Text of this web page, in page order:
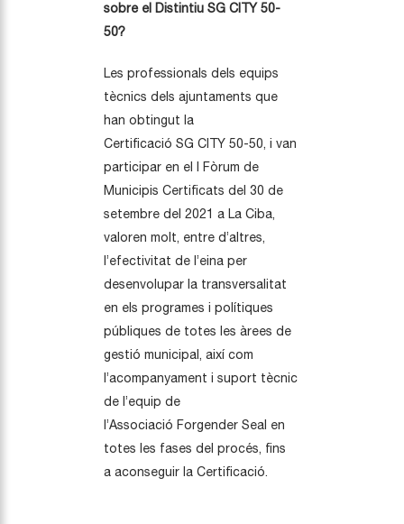
sobre el Distintiu SG CITY 50-
50?
Les professionals dels equips
tècnics dels ajuntaments que
han obtingut la
Certificació SG CITY 50-50, i van
participar en el I Fòrum de
Municipis Certificats del 30 de
setembre del 2021 a La Ciba,
valoren molt, entre d’altres,
l’efectivitat de l’eina per
desenvolupar la transversalitat
en els programes i polítiques
públiques de totes les àrees de
gestió municipal, així com
l’acompanyament i suport tècnic
de l’equip de
l’Associació Forgender Seal en
totes les fases del procés, fins
a aconseguir la Certificació.